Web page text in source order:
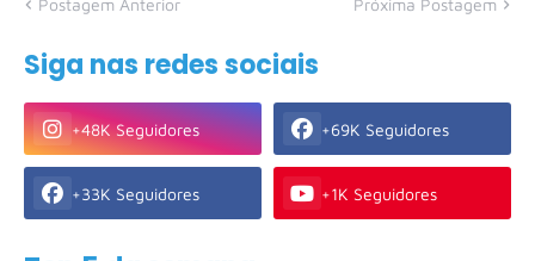
Postagem Anterior Próxima Postagem
Siga nas redes sociais
+48K Seguidores +69K Seguidores
+33K Seguidores +1K Seguidores